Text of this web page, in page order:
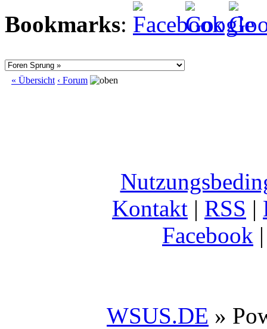
Bookmarks:
« Übersicht ‹ Forum
Kontakt | RSS |
Facebook
WSUS.DE »